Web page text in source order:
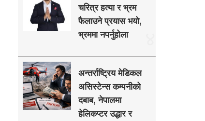
चरित्र हत्या र भ्रम
फैलाउने प्रयास भयो,
भ्रममा नपर्नुहोला
अन्तर्राष्ट्रिय मेडिकल
असिस्टेन्स कम्पनीको
दबाब, नेपालमा
हेलिकप्टर उद्धार र